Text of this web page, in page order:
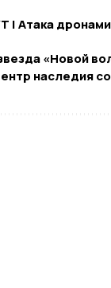
| Атака
«Новой
наследия